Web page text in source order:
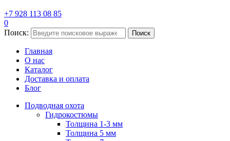
+7 928 113 08 85
0
Поиск:
Поиск
Главная
О нас
Каталог
Доставка и оплата
Блог
Подводная охота
Гидрокостюмы
Толщина 1-3 мм
Толщина 5 мм